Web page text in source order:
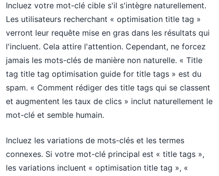
Incluez votre mot-clé cible s'il s'intègre naturellement.
Les utilisateurs recherchant « optimisation title tag »
verront leur requête mise en gras dans les résultats qui
l'incluent. Cela attire l'attention. Cependant, ne forcez
jamais les mots-clés de manière non naturelle. « Title
tag title tag optimisation guide for title tags » est du
spam. « Comment rédiger des title tags qui se classent
et augmentent les taux de clics » inclut naturellement le
mot-clé et semble humain.
Incluez les variations de mots-clés et les termes
connexes. Si votre mot-clé principal est « title tags »,
les variations incluent « optimisation title tag », «